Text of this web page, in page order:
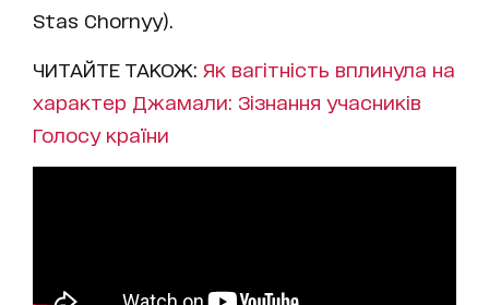
Stas Chornyy).
ЧИТАЙТЕ ТАКОЖ: Як вагітність вплинула на
характер Джамали: Зізнання учасників
Голосу країни